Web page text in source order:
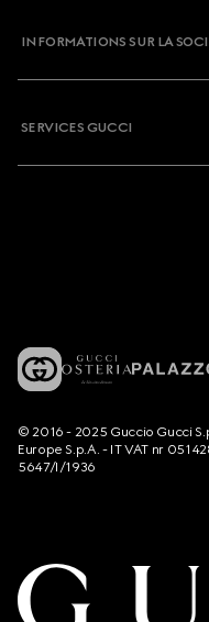
INFORMATIONS SUR LA
SERVICES GUCCI
© 2016 - 2025 Guccio Gucci
Europe S.p.A. - IT VAT nr
5647/I/1936